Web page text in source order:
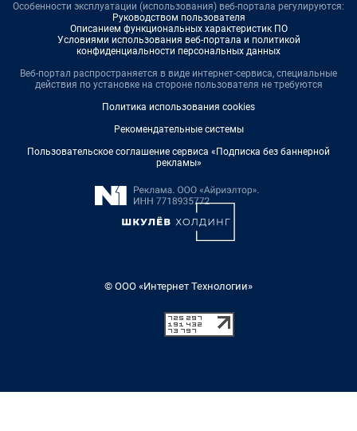
Особенности эксплуатации (использования) веб-портала регулируются:
Руководством пользователя
Описанием функциональных характеристик ПО
Условиями использования веб-портала и политикой
конфиденциальности персональных данных
Веб-портал распространяется в виде интернет-сервиса, специальные
действия по установке на стороне пользователя не требуются
Политика использования cookies
Рекомендательные системы
Пользовательское соглашение сервиса «Подписка без баннерной
рекламы»
© ООО «Интернет Технологии»